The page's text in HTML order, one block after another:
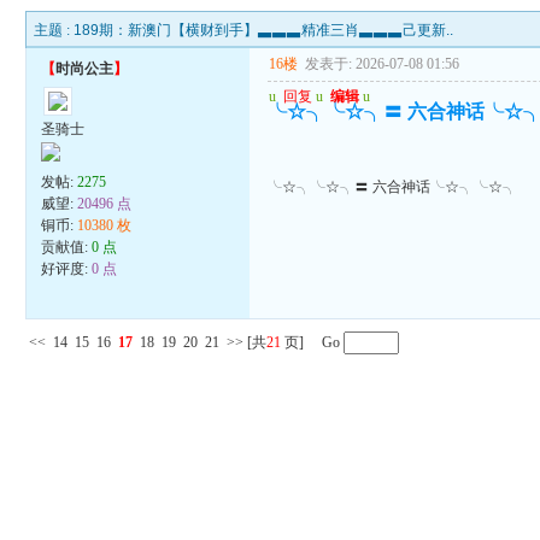
主题 : 189期：新澳门【横财到手】▃▃▃精准三肖▃▃▃己更新..
【时尚公主】
圣骑士
发帖:2275
威望:20496 点
铜币: 10380 枚
贡献值:0 点
好评度:0 点
16楼 发表于: 2026-07-08 01:56
u 回复 u 编辑 u
╰☆╮╰☆╮〓 六合神话
╰☆╮╰☆╮〓 六合神话╰☆╮╰☆╮
<< 14 15 16 17 18 19 20 21 >> [共21 页] Go